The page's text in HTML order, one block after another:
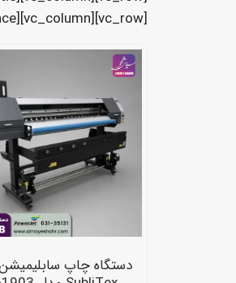
[vc_row][vc_column][vc_empty_space][/vc_column][/vc_row][vc_row][vc_column]